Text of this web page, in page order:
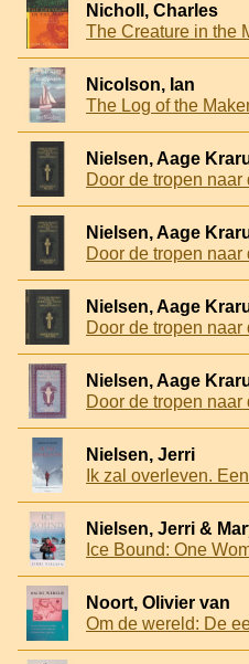
Nicholl, Charles
The Creature in the
Nicolson, Ian
The Log of the
Nielsen, Aage
Nielsen, Aage
Nielsen, Aage
Nielsen, Aage
Nielsen, Jerri
Nielsen, Jerri &
Noort, Olivier van